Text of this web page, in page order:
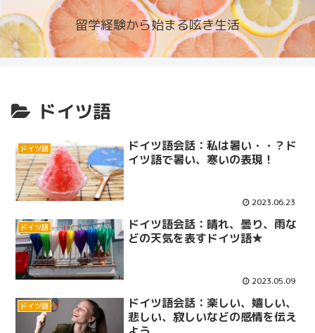
留学経験から始まる呟き生活
ドイツ語
ドイツ語
ドイツ語会話：私は暑い・・？ド
イツ語で暑い、寒いの表現！
2023.06.23
ドイツ語
ドイツ語会話：晴れ、曇り、雨な
どの天気を表すドイツ語★
2023.05.09
ドイツ語
ドイツ語会話：楽しい、嬉しい、
悲しい、寂しいなどの感情を伝え